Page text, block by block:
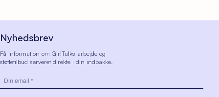
Nyhedsbrev
Få information om GirlTalks arbejde og
støttetilbud serveret direkte i din indbakke.